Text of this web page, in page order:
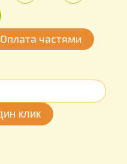
Оплата частями